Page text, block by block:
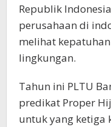
Republik
perusahaan di
melihat
lingkungan.
Tahun ini PLTU
predikat Proper
untuk yang ketiga